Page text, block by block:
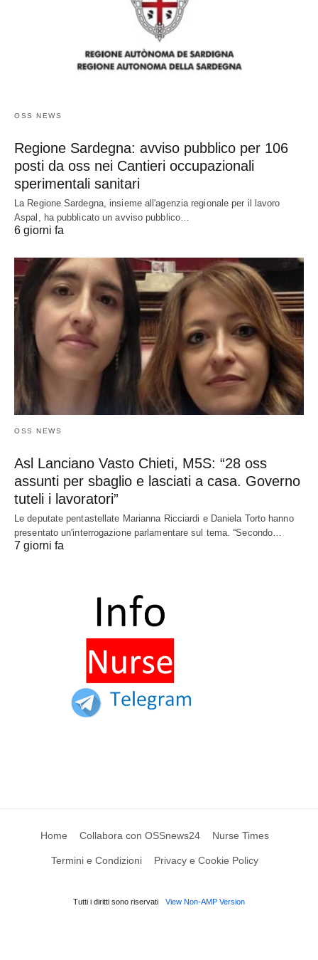
OSS NEWS
Regione Sardegna: avviso pubblico per 106
posti da oss nei Cantieri occupazionali
sperimentali sanitari
La Regione Sardegna, insieme all'agenzia regionale per il lavoro
Aspal, ha pubblicato un avviso pubblico…
6 giorni fa
OSS NEWS
Asl Lanciano Vasto Chieti, M5S: “28 oss
assunti per sbaglio e lasciati a casa. Governo
tuteli i lavoratori”
Le deputate pentastellate Marianna Ricciardi e Daniela Torto hanno
presentato un'interrogazione parlamentare sul tema. “Secondo…
7 giorni fa
Home Collabora con OSSnews24 Nurse Times
Termini e Condizioni Privacy e Cookie Policy
Tutti i diritti sono riservati View Non-AMP Version